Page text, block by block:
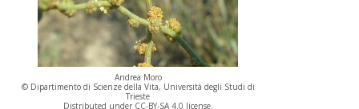
Andrea Moro
© Dipartimento di Scienze della Vita, Università degli Studi di
Trieste
Distributed under CC-BY-SA 4.0 license.